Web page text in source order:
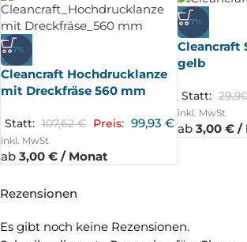
-7%
Cleancraft Hochdrucklanze
mit Dreckfräse 560 mm
Statt: 107,62€ Preis: 99,93 €
inkl. MwSt
ab 3,00 € / Monat
-17%
Cleancraft
gelb
Statt:
inkl. MwSt
ab 3,00 € /
Rezensionen
Es gibt noch keine Rezensionen.